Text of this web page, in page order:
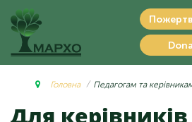
Головна Педагогам та
Для керівників